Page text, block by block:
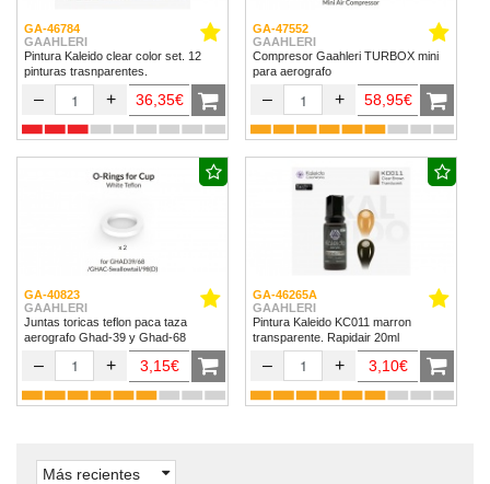
GA-46784
GAAHLERI
Pintura Kaleido clear color set. 12
pinturas trasnparentes.
– + 36,35€
GA-47552
GAAHLERI
Compresor Gaahleri TURBOX mini
para aerografo
– + 58,95€
GA-40823
GAAHLERI
Juntas toricas teflon paca taza
aerografo Ghad-39 y Ghad-68
– + 3,15€
GA-46265A
GAAHLERI
Pintura Kaleido KC011 marron
transparente. Rapidair 20ml
– + 3,10€
Más recientes